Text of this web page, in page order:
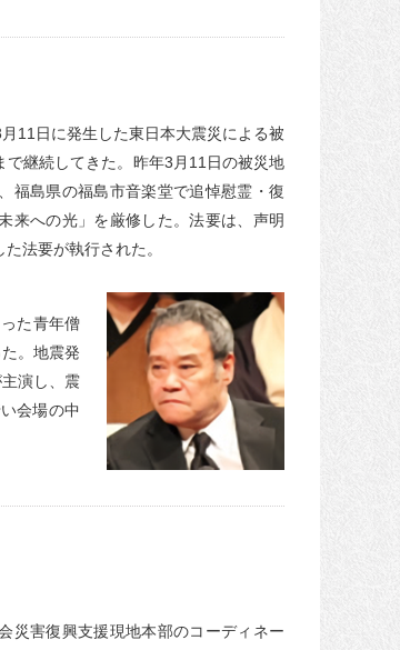
11日に発生した東日本大震災による被
継続してきた。昨年3月11日の被災地
福島県の福島市音楽堂で追悼慰霊・復
来への光」を厳修した。法要は、声明
法要が執行された。
た青年僧
。地震発
演し、震
会場の中
災害復興支援現地本部のコーディネー